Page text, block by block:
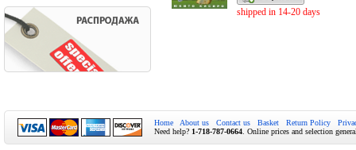
shipped in 14-20 days
Home About us Contact us Basket Return Policy
Need help? 1-718-787-0664 . Online prices and selection